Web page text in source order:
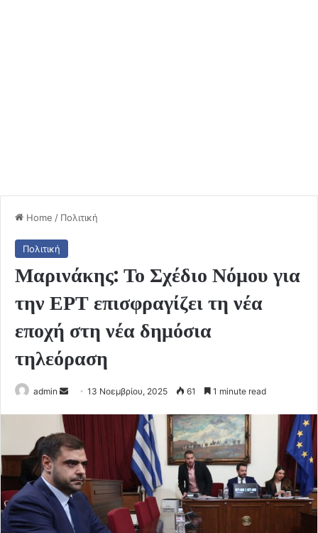
Home / Πολιτική
Πολιτική
Μαρινάκης: Το Σχέδιο Νόμου για
την ΕΡΤ επισφραγίζει τη νέα
εποχή στη νέα δημόσια
τηλεόραση
admin
Send13 Νοεμβρίου, 2025 61 1 minute read